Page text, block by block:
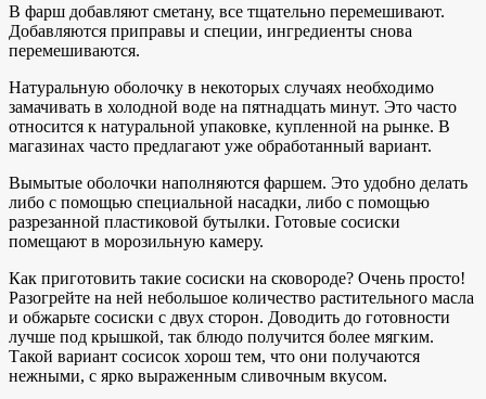
В фарш добавляют сметану, все тщательно перемешивают.
Добавляются приправы и специи, ингредиенты снова
перемешиваются.
Натуральную оболочку в некоторых случаях необходимо
замачивать в холодной воде на пятнадцать минут. Это часто
относится к натуральной упаковке, купленной на рынке. В
магазинах часто предлагают уже обработанный вариант.
Вымытые оболочки наполняются фаршем. Это удобно делать
либо с помощью специальной насадки, либо с помощью
разрезанной пластиковой бутылки. Готовые сосиски
помещают в морозильную камеру.
Как приготовить такие сосиски на сковороде? Очень просто!
Разогрейте на ней небольшое количество растительного масла
и обжарьте сосиски с двух сторон. Доводить до готовности
лучше под крышкой, так блюдо получится более мягким.
Такой вариант сосисок хорош тем, что они получаются
нежными, с ярко выраженным сливочным вкусом.